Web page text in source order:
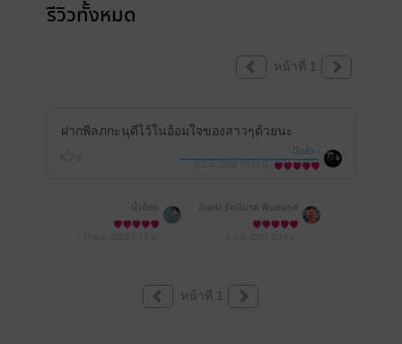
รีวิวทั้งหมด
หน้าที่ 1
ฝากพีลภกะนุดีไว้ในอ้อมใจของสาวๆด้วยนะ
มีแล้ว -
อังศุมาลินทร์ กังสดาล พิมพ์มาดา
น้ำอ้อย ดีแลน รัศมีมาศ พิมลมาศ
หน้าที่ 1